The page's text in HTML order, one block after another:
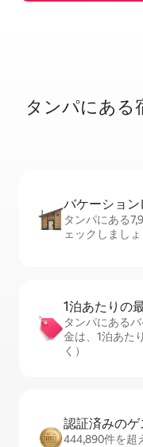
タンパに⁠あ⁠る
バケーショ
タンパにある
ェックしましょ
1泊あたりの
タンパにある
金は、1泊あた
く）
認証済みの
444,890件を超